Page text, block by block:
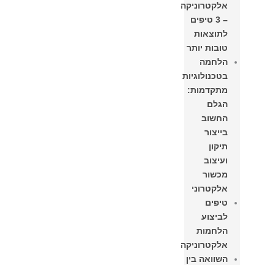
אלקטרוניקה
– 3 טיפים
לתוצאות
טובות יותר
הלחמה
בטכנולוגיות
מתקדמות:
הגלם
החשוב
בייצור
תיקון
ועיצוב
מכשור
אלקטרוני
טיפים
לביצוע
הלחמות
אלקטרוניקה
השוואה בין